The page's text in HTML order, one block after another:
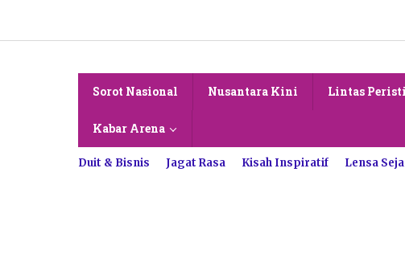
konten
Sorot Nasional Nusantara Kini Lintas
Kabar Arena
Duit & Bisnis Jagat Rasa Kisah Inspiratif Lensa